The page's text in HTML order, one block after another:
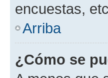
encuestas,
Arriba
¿Cómo se